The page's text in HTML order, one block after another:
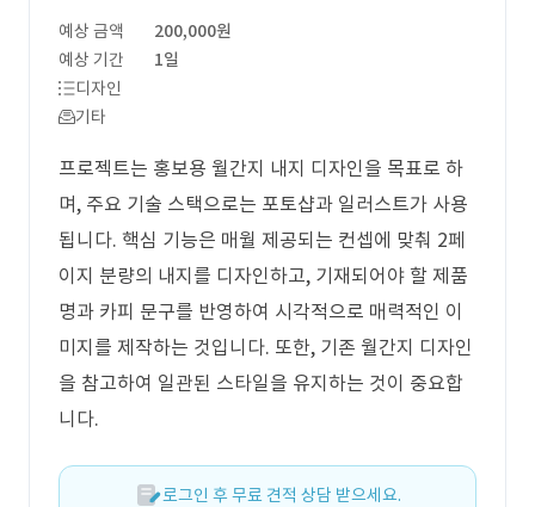
예상 금액
200,000원
예상 기간
1일
디자인
기타
프로젝트는 홍보용 월간지 내지 디자인을 목표로 하
며, 주요 기술 스택으로는 포토샵과 일러스트가 사용
됩니다. 핵심 기능은 매월 제공되는 컨셉에 맞춰 2페
이지 분량의 내지를 디자인하고, 기재되어야 할 제품
명과 카피 문구를 반영하여 시각적으로 매력적인 이
미지를 제작하는 것입니다. 또한, 기존 월간지 디자인
을 참고하여 일관된 스타일을 유지하는 것이 중요합
니다.
로그인 후 무료 견적 상담 받으세요.